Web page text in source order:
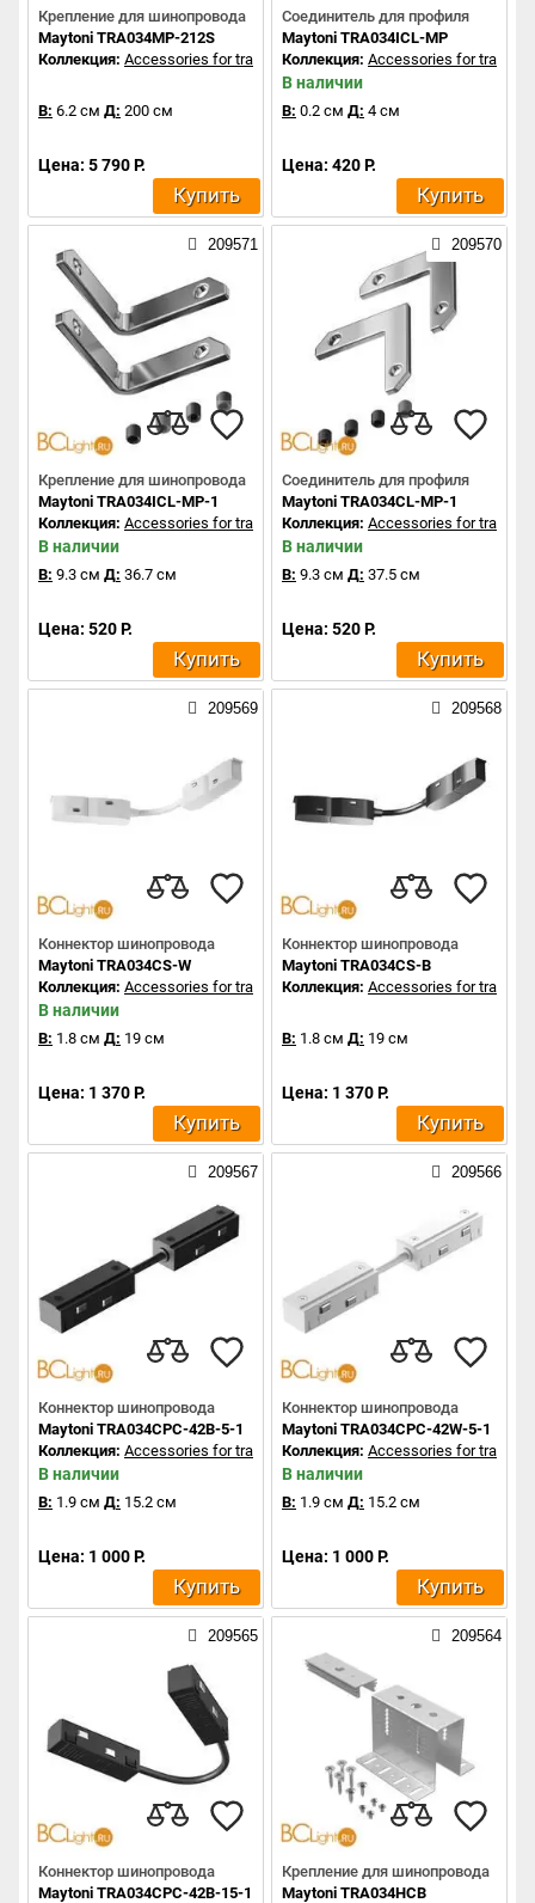
Крепление для шинопровода
Maytoni TRA034MP-212S
Коллекция: Accessories for tracks Exility
В: 6.2 см Д: 200 см
Цена: 5 790 Р.
Купить
Соединитель для профиля
Maytoni TRA034ICL-MP
Коллекция: Accessories for tracks
В наличии
В: 0.2 см Д: 4 см
Цена: 420 Р.
Купить
209571
Крепление для шинопровода
Maytoni TRA034ICL-MP-1
Коллекция: Accessories for tracks Exility
В наличии
В: 9.3 см Д: 36.7 см
Цена: 520 Р.
Купить
209570
Соединитель для профиля
Maytoni TRA034CL-MP-1
Коллекция: Accessories for tracks
В наличии
В: 9.3 см Д: 37.5 см
Цена: 520 Р.
Купить
209569
Коннектор шинопровода
Maytoni TRA034CS-W
Коллекция: Accessories for tracks Exility
В наличии
В: 1.8 см Д: 19 см
Цена: 1 370 Р.
Купить
209568
Коннектор шинопровода
Maytoni TRA034CS-B
Коллекция: Accessories for tracks
В: 1.8 см Д: 19 см
Цена: 1 370 Р.
Купить
209567
Коннектор шинопровода
Maytoni TRA034CPC-42B-5-1
Коллекция: Accessories for tracks Exility
В наличии
В: 1.9 см Д: 15.2 см
Цена: 1 000 Р.
Купить
209566
Коннектор шинопровода
Maytoni TRA034CPC-42W-5-1
Коллекция: Accessories for tracks
В наличии
В: 1.9 см Д: 15.2 см
Цена: 1 000 Р.
Купить
209565
Коннектор шинопровода
Maytoni TRA034CPC-42B-15-1
209564
Крепление для шинопровода
Maytoni TRA034HCB